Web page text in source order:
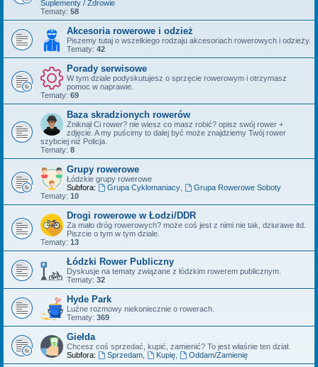
Suplementy / Zdrowie
Tematy: 58
Akcesoria rowerowe i odzież
Piszemy tutaj o wszelkiego rodzaju akcesoriach rowerowych i odzieży.
Tematy: 42
Porady serwisowe
W tym dziale podyskutujesz o sprzęcie rowerowym i otrzymasz
pomoc w naprawie.
Tematy: 69
Baza skradzionych rowerów
Zniknął Ci rower? nie wiesz co masz robić? opisz swój rower +
zdjęcie. A my puścimy to dalej być może znajdziemy Twój rower
szybciej niż Policja.
Tematy: 8
Grupy rowerowe
Łódzkie grupy rowerowe
Subfora:
Grupa Cyklomaniacy,
Grupa Rowerowe Soboty
Tematy: 10
Drogi rowerowe w Łodzi/DDR
Za mało dróg rowerowych? może coś jest z nimi nie tak, dziurawe itd.
Piszcie o tym w tym dziale.
Tematy: 13
Łódzki Rower Publiczny
Dyskusje na tematy związane z łódzkim rowerem publicznym.
Tematy: 32
Hyde Park
Luźne rozmowy niekoniecznie o rowerach.
Tematy: 369
Giełda
Chcesz coś sprzedać, kupić, zamienić? To jest właśnie ten dział.
Subfora:
Sprzedam, Kupię, Oddam/Zamienię